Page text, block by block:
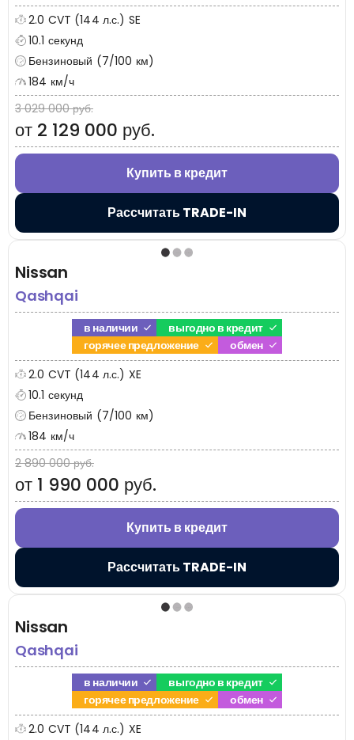
2.0 CVT (144 л.с.) SE
10.1 секунд
Бензиновый (7/100 км)
184 км/ч
3 029 000 руб.
от 2 129 000 руб.
Купить в кредит
Рассчитать TRADE-IN
Nissan
Qashqai
в наличии
выгодно в кредит
горячее предложение
обмен
2.0 CVT (144 л.с.) XE
10.1 секунд
Бензиновый (7/100 км)
184 км/ч
2 890 000 руб.
от 1 990 000 руб.
Купить в кредит
Рассчитать TRADE-IN
Nissan
Qashqai
в наличии
выгодно в кредит
горячее предложение
обмен
2.0 CVT (144 л.с.) XE